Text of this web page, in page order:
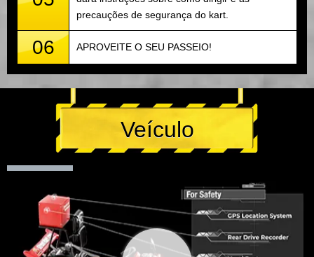
precauções de segurança do kart.
06 APROVEITE O SEU PASSEIO!
Veículo